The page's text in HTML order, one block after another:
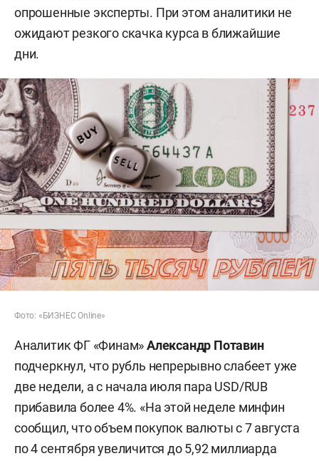
опрошенные эксперты. При этом аналитики не
ожидают резкого скачка курса в ближайшие
дни.
Фото: «БИЗНЕС Online»
Аналитик ФГ «Финам»Александр Потавин
подчеркнул, что рубль непрерывно слабеет уже
две недели, а с начала июля пара USD/RUB
прибавила более 4%. «На этой неделе минфин
сообщил, что объем покупок валюты с 7 августа
по 4 сентября увеличится до 5,92 миллиарда